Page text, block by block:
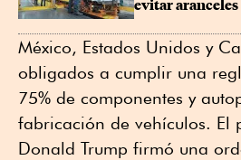
evitar aranceles
México, Estados Unidos y
obligados a cumplir una
75% de componentes y
fabricación de vehículos. El
Donald Trump firmó una